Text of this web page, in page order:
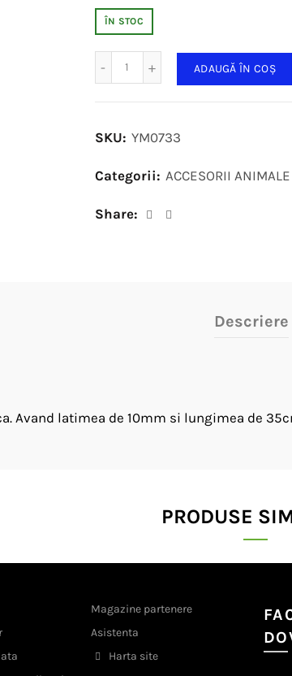
ÎN STOC
ADAUGĂ ÎN COȘ
SKU: YM0733
Categorii: ACCESORII
Share
Descriere
Avand latimea de 10mm si lungimea de
PRODUSE
Magazine partenere
Asistenta
Harta site